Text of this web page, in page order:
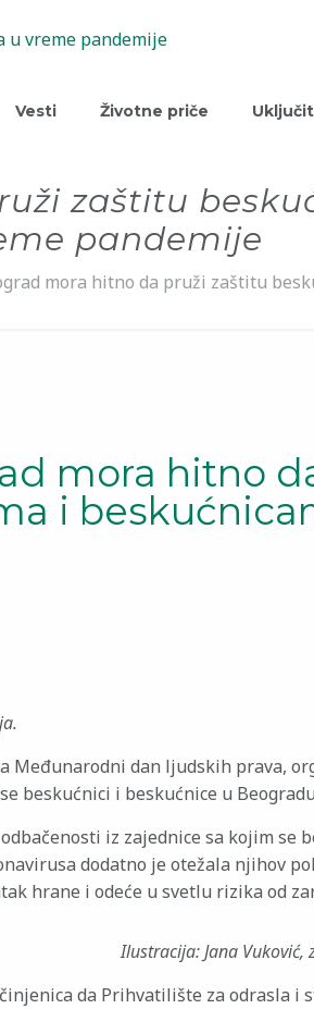
Vesti Životne priče
zaštitu
pandemije
mora hitno da pruži zaštitu
mora hitno
i
Međunarodni dan ljudskih prava,
beskućnici i beskućnice u
iz zajednice sa kojim se
dodatno je otežala njihov
hrane i odeće u svetlu rizika od
Ilustracija: Jana Vuković,
da Prihvatilište za odrasla i